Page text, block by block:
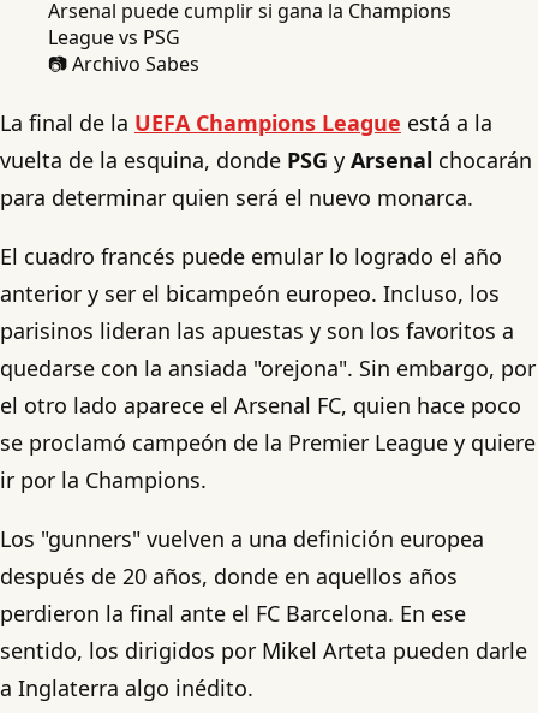
📷 Archivo Sabes
La final de la UEFA Champions League está a la
vuelta de la esquina, donde PSG y Arsenal chocarán
para determinar quien será el nuevo monarca.
El cuadro francés puede emular lo logrado el año
anterior y ser el bicampeón europeo. Incluso, los
parisinos lideran las apuestas y son los favoritos a
quedarse con la ansiada "orejona". Sin embargo, por
el otro lado aparece el Arsenal FC, quien hace poco
se proclamó campeón de la Premier League y quiere
ir por la Champions.
Los "gunners" vuelven a una definición europea
después de 20 años, donde en aquellos años
perdieron la final ante el FC Barcelona. En ese
sentido, los dirigidos por Mikel Arteta pueden darle
a Inglaterra algo inédito.